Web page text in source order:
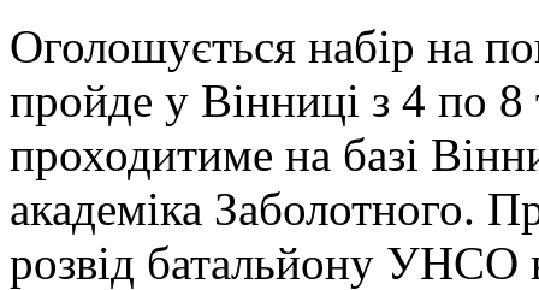
Оголошується набір на
пройде у Вінниці з 4 по 8
проходитиме на базі
академіка Заболотного.
розвід батальйону УНСО